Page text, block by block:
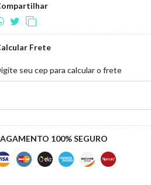
Frete
seu cep para calcular o frete
100% SEGURO